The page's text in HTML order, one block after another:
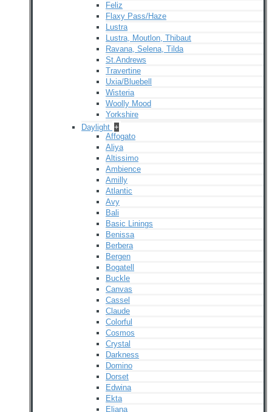
Feliz
Flaxy Pass/Haze
Lustra
Lustra, Moutlon, Thibaut
Ravana, Selena, Tilda
St.Andrews
Travertine
Uxia/Bluebell
Wisteria
Woolly Mood
Yorkshire
Daylight +
Affogato
Aliya
Altissimo
Ambience
Amilly
Atlantic
Avy
Bali
Basic Linings
Benissa
Berbera
Bergen
Bogatell
Buckle
Canvas
Cassel
Claude
Colorful
Cosmos
Crystal
Darkness
Domino
Dorset
Edwina
Ekta
Eliana